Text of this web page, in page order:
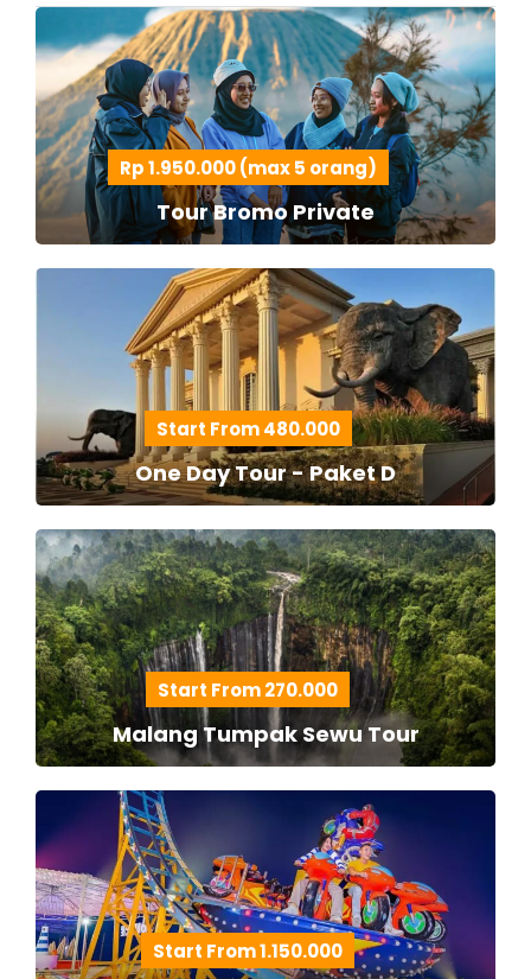
Rp 1.950.000 (max 5 orang)
Tour Bromo Private
Start From 480.000
One Day Tour - Paket D
Start From 270.000
Malang Tumpak Sewu Tour
Start From 1.150.000